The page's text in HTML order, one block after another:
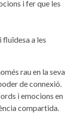
i fer que les
a⁣ les
rau en ⁢la seva
de connexió.
i emocions en
compartida.